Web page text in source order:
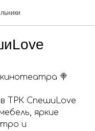
🍭
ТРК СпешиLove
яркие
и